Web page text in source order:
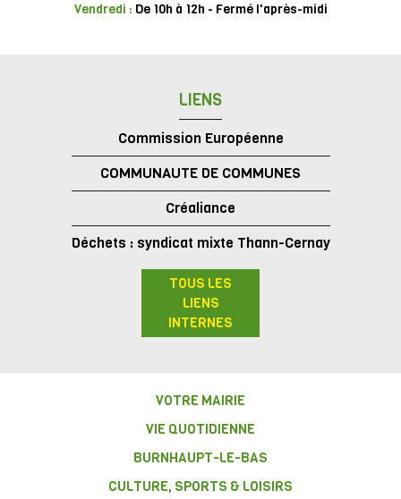
Vendredi : De 10h à 12h - Fermé l'après-midi
LIENS
Commission Européenne
COMMUNAUTE DE COMMUNES
Créaliance
Déchets : syndicat mixte Thann-Cernay
TOUS LES
LIENS
INTERNES
VOTRE MAIRIE
VIE QUOTIDIENNE
BURNHAUPT-LE-BAS
CULTURE, SPORTS & LOISIRS